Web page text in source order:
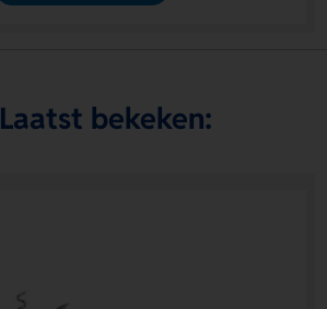
Laatst bekeken: